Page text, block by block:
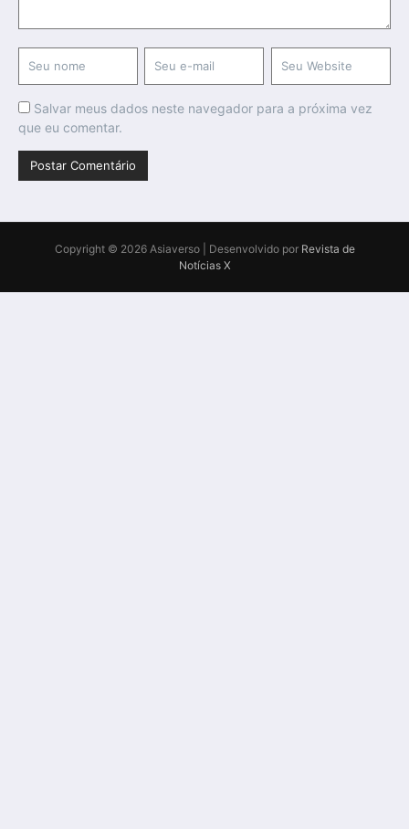
Salvar meus dados neste navegador para a próxima vez
que eu comentar.
Copyright © 2026 Asiaverso | Desenvolvido por Revista de
Notícias X